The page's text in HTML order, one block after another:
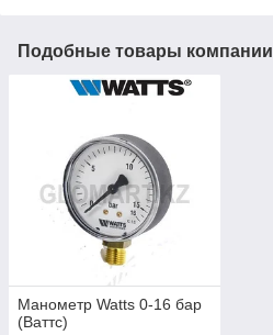
Подобные товары компании
Манометр Watts 0-16 бар
(Ваттс)